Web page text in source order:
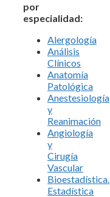
por
especialidad:
Alergología
Análisis
Clínicos
Anatomía
Patológica
Anestesiología
y
Reanimación
Angiología
y
Cirugía
Vascular
Bioestadística.
Estadística